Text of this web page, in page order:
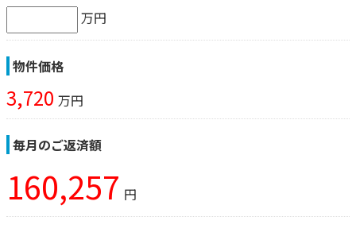
万円
物件価格
3,720 万円
毎月のご返済額
160,257 円